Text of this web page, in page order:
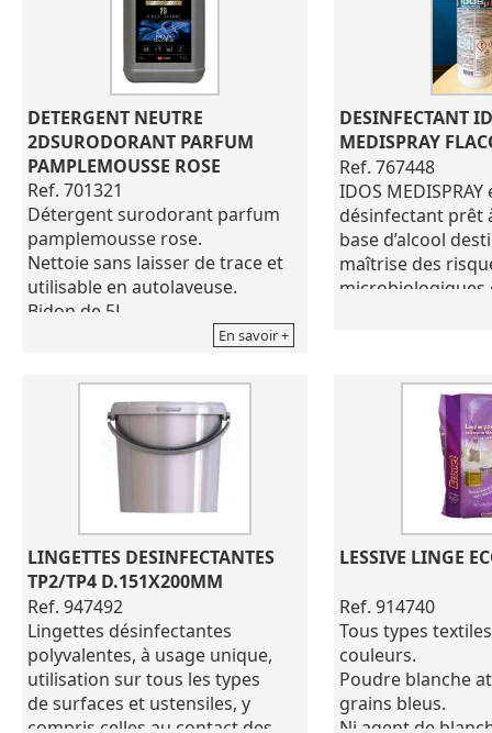
DETERGENT NEUTRE
2DSURODORANT PARFUM
PAMPLEMOUSSE ROSE
Ref. 701321
Détergent surodorant parfum
pamplemousse rose.
Nettoie sans laisser de trace et
utilisable en autolaveuse.
Bidon de 5L
En savoir +
DESINFECTANT
MEDISPRAY
Ref. 767448
IDOS
désinfectant prêt
base d’alcool
maîtrise des
microbiologiques
été développé
usages :BIOCIDE
Nature chimique
CAS 64-17-5) :
Propan-2-ol (N°
Pour la
surfaces lavables
paillasses,
patients, lits,
chariots…),
>> les lunettes
>> les plateaux
LINGETTES DESINFECTANTES
TP2/TP4 D.151X200MM
Ref. 947492
Lingettes désinfectantes
polyvalentes, à usage unique,
utilisation sur tous les types
de surfaces et ustensiles, y
compris celles au contact des
LESSIVE LINGE
Ref. 914740
Tous types
couleurs.
Poudre blanche
grains bleus.
Ni agent de